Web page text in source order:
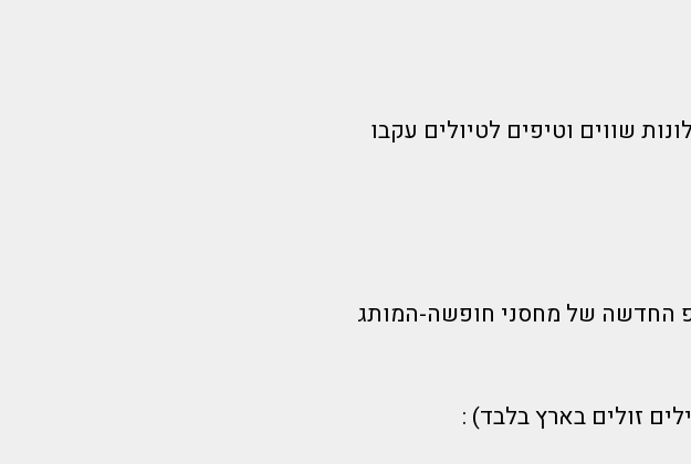
שווים וטיפים לטיולים עקבו
החדשה של מחסני חופשה-המותג
זולים בארץ בלבד) :